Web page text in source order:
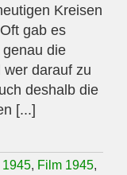
Kreisen
gab es
die
darauf zu
deshalb die
[...]
1945, Film 1945,